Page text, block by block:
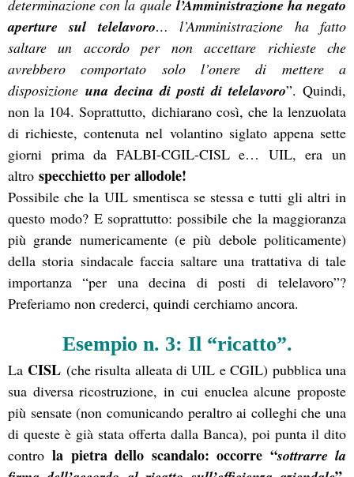
determinazione con la quale l’Amministrazione ha negato
aperture sul telelavoro… l’Amministrazione ha fatto
saltare un accordo per non accettare richieste che
avrebbero comportato solo l’onere di mettere a
disposizione una decina di posti di telelavoro”. Quindi,
non la 104. Soprattutto, dichiarano così, che la lenzuolata
di richieste, contenuta nel volantino siglato appena sette
giorni prima da FALBI-CGIL-CISL e… UIL, era un
altro specchietto per allodole!
Possibile che la UIL smentisca se stessa e tutti gli altri in
questo modo? E soprattutto: possibile che la maggioranza
più grande numericamente (e più debole politicamente)
della storia sindacale faccia saltare una trattativa di tale
importanza “per una decina di posti di telelavoro”?
Preferiamo non crederci, quindi cerchiamo ancora.
Esempio n. 3: Il “ricatto”.
La CISL (che risulta alleata di UIL e CGIL) pubblica una
sua diversa ricostruzione, in cui enuclea alcune proposte
più sensate (non comunicando peraltro ai colleghi che una
di queste è già stata offerta dalla Banca), poi punta il dito
controla pietra dello scandalo: occorre “sottrarre la